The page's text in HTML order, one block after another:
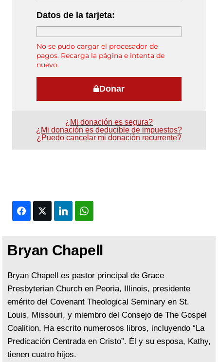
Datos de la tarjeta:
No se pudo cargar el procesador de
pagos. Recarga la página e intenta de
nuevo.
Donar
¿Mi donación es segura?
¿Mi donación es deducible de impuestos?
¿Puedo cancelar mi donación recurrente?
FacebookTwitter LinkedIn
Bryan Chapell
Bryan Chapell es pastor principal de Grace
Presbyterian Church en Peoria, Illinois, presidente
emérito del Covenant Theological Seminary en St.
Louis, Missouri, y miembro del Consejo de The Gospel
Coalition. Ha escrito numerosos libros, incluyendo “La
Predicación Centrada en Cristo”. Él y su esposa, Kathy,
tienen cuatro hijos.